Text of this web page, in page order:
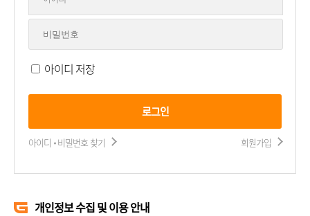
아이디 저장
로그인
아이디 비밀번호 찾기 회원가입
개인정보 수집 및 이용 안내